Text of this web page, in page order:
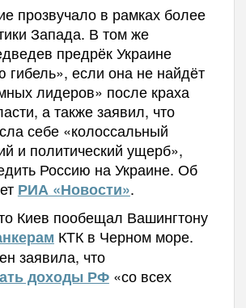
прозвучало в рамках более
Запада. В том же
предрёк Украине
гибель», если она не найдёт
лидеров» после краха
а также заявил, что
себе «колоссальный
и политический ущерб»,
Россию на Украине. Об
РИА «Новости».
Киев пообещал Вашингтону
КТК в Черном море.
заявила, что
доходы РФ«со всех